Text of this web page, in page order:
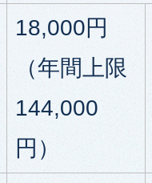
18,000円
（年間上限
144,000
円）